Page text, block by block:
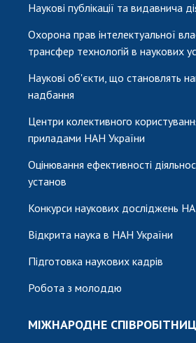
Наукові публікації та видавнича
Охорона прав інтелектуальної
трансфер технологій в наукових
Наукові об'єкти, що становлять
надбання
Центри колективного
приладами НАН України
Оцінювання ефективності
установ
Конкурси наукових досліджень
Відкрита наука в НАН України
Підготовка наукових кадрів
Робота з молоддю
МІЖНАРОДНЕ